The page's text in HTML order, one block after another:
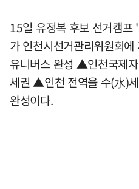
15일 유정복 후보 선거캠프
가 인천시선거관리위원회
유니버스 완성 ▲인천국제
세권 ▲인천 전역을 수(水)
완성이다.